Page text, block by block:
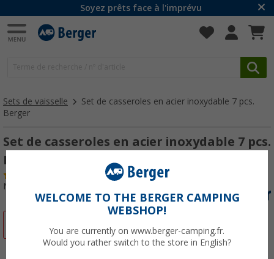
Soyez prêts face à l'imprévu
Sets de vaisselle
Set de casseroles en acier inoxydable 7 pcs.
Berger
Set de casseroles en acier inoxydable 7 pcs.
Berger
N° d'art : 447130
WELCOME TO THE BERGER CAMPING
WEBSHOP!
You are currently on www.berger-camping.fr.
Would you rather switch to the store in English?